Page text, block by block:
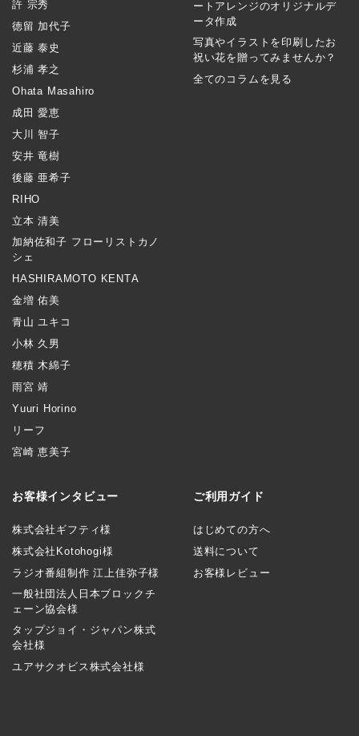
許 宗秀
徳留 加代子
近藤 泰史
杉浦 孝之
Ohata Masahiro
成田 愛恵
大川 智子
安井 竜樹
後藤 亜希子
RIHO
立本 清美
加納佐和子 フローリストカノ
シェ
HASHIRAMOTO KENTA
金増 佑美
青山 ユキコ
小林 久男
穂積 木綿子
雨宮 靖
Yuuri Horino
リーフ
宮崎 恵美子
ートアレンジのオリジナルデ
ータ作成
写真やイラストを印刷したお
祝い花を贈ってみませんか？
全てのコラムを見る
お客様インタビュー
株式会社ギフティ様
株式会社Kotohogi様
ラジオ番組制作 江上佳弥子様
一般社団法人日本ブロックチ
ェーン協会様
タップジョイ・ジャパン株式
会社様
ユアサクオビス株式会社様
ご利用ガイド
はじめての方へ
送料について
お客様レビュー